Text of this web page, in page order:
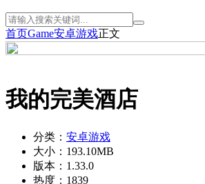
首页Game安卓游戏正文
我的完美酒店
分类： 安卓游戏
大小： 193.10MB
版本： 1.33.0
热度： 1839